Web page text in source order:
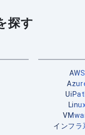
探す
AWS
インフラ